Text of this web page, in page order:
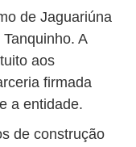
de Jaguariúna
A
aos
firmada
a entidade.
de construção